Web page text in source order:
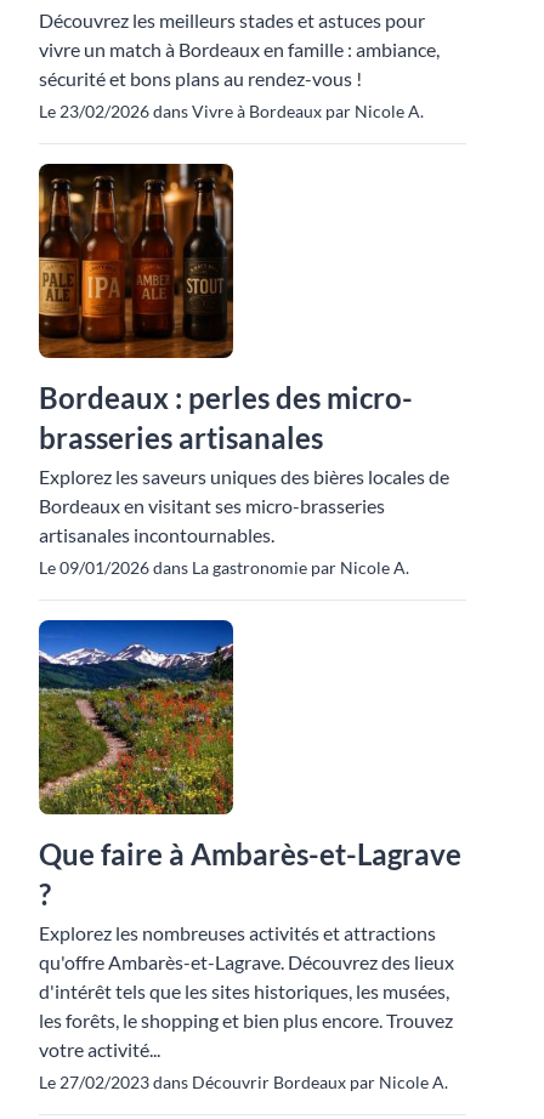
Découvrez les meilleurs stades et astuces pour
vivre un match à Bordeaux en famille : ambiance,
sécurité et bons plans au rendez-vous !
Le 23/02/2026 dans Vivre à Bordeaux par Nicole A.
Bordeaux : perles des micro-
brasseries artisanales
Explorez les saveurs uniques des bières locales de
Bordeaux en visitant ses micro-brasseries
artisanales incontournables.
Le 09/01/2026 dans La gastronomie par Nicole A.
Que faire à Ambarès-et-Lagrave
?
Explorez les nombreuses activités et attractions
qu'offre Ambarès-et-Lagrave. Découvrez des lieux
d'intérêt tels que les sites historiques, les musées,
les forêts, le shopping et bien plus encore. Trouvez
votre activité...
Le 27/02/2023 dans Découvrir Bordeaux par Nicole A.